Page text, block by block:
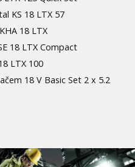
KS 18 LTX 57
18 LTX
18 LTX Compact
LTX 100
18 V Basic Set 2 x 5.2